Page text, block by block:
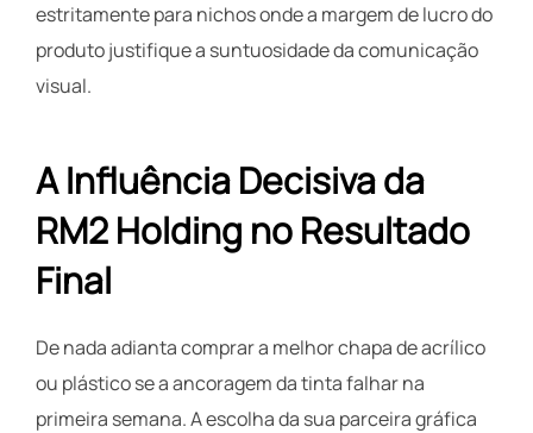
estritamente para nichos onde a margem de lucro do
produto justifique a suntuosidade da comunicação
visual.
A Influência Decisiva da
RM2 Holding no Resultado
Final
De nada adianta comprar a melhor chapa de acrílico
ou plástico se a ancoragem da tinta falhar na
primeira semana. A escolha da sua parceira gráfica